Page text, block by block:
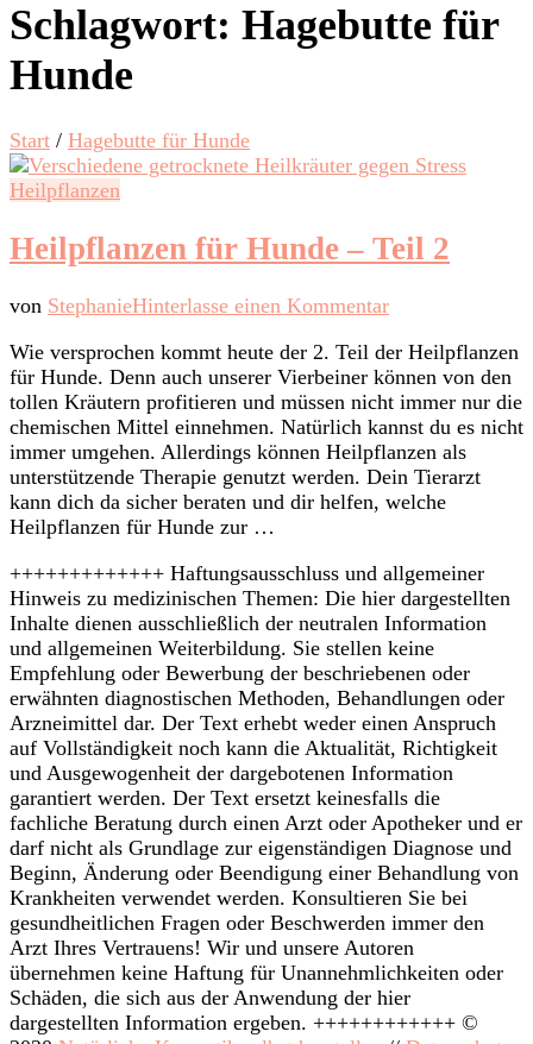
Schlagwort: Hagebutte für
Hunde
Start / Hagebutte für Hunde
Heilpflanzen
Heilpflanzen für Hunde – Teil 2
von StephanieHinterlasse einen Kommentarzu
für
Hunde
–
Teil
2
Wie versprochen kommt heute der 2. Teil der Heilpflanzen
für Hunde. Denn auch unserer Vierbeiner können von den
tollen Kräutern profitieren und müssen nicht immer nur die
chemischen Mittel einnehmen. Natürlich kannst du es nicht
immer umgehen. Allerdings können Heilpflanzen als
unterstützende Therapie genutzt werden. Dein Tierarzt
kann dich da sicher beraten und dir helfen, welche
Heilpflanzen für Hunde zur …
+++++++++++++ Haftungsausschluss und allgemeiner
Hinweis zu medizinischen Themen: Die hier dargestellten
Inhalte dienen ausschließlich der neutralen Information
und allgemeinen Weiterbildung. Sie stellen keine
Empfehlung oder Bewerbung der beschriebenen oder
erwähnten diagnostischen Methoden, Behandlungen oder
Arzneimittel dar. Der Text erhebt weder einen Anspruch
auf Vollständigkeit noch kann die Aktualität, Richtigkeit
und Ausgewogenheit der dargebotenen Information
garantiert werden. Der Text ersetzt keinesfalls die
fachliche Beratung durch einen Arzt oder Apotheker und er
darf nicht als Grundlage zur eigenständigen Diagnose und
Beginn, Änderung oder Beendigung einer Behandlung von
Krankheiten verwendet werden. Konsultieren Sie bei
gesundheitlichen Fragen oder Beschwerden immer den
Arzt Ihres Vertrauens! Wir und unsere Autoren
übernehmen keine Haftung für Unannehmlichkeiten oder
Schäden, die sich aus der Anwendung der hier
dargestellten Information ergeben. ++++++++++++ ©